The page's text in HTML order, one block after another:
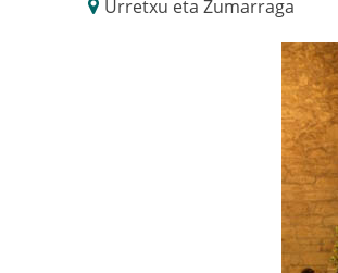
Urretxu eta Zumarraga